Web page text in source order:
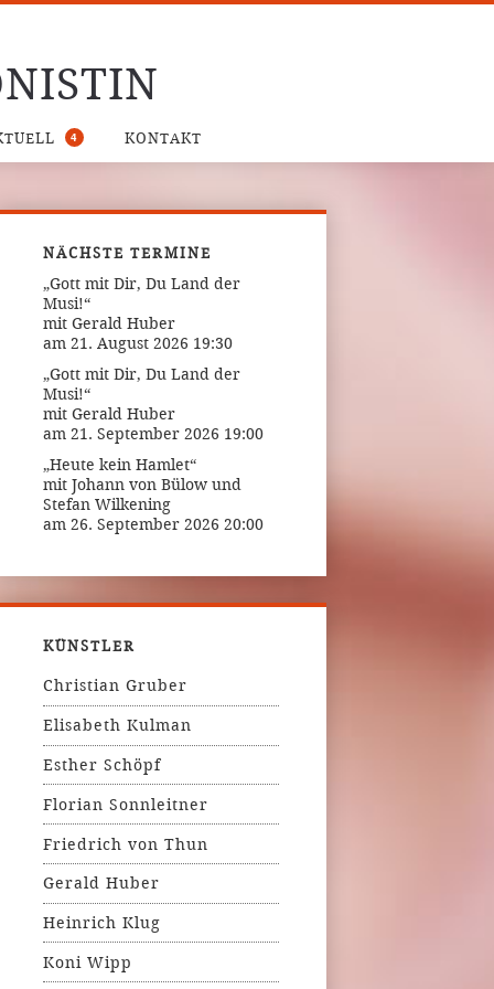
4 KONTAKT
NÄCHSTE TERMINE
„Gott mit Dir, Du Land der
Musi!“
mit Gerald Huber
am 21. August 2026 19:30
„Gott mit Dir, Du Land der
Musi!“
mit Gerald Huber
am 21. September 2026 19:00
„Heute kein Hamlet“
mit Johann von Bülow und
Stefan Wilkening
am 26. September 2026 20:00
KÜNSTLER
Christian Gruber
Elisabeth Kulman
Esther Schöpf
Florian Sonnleitner
Friedrich von Thun
Gerald Huber
Heinrich Klug
Koni Wipp